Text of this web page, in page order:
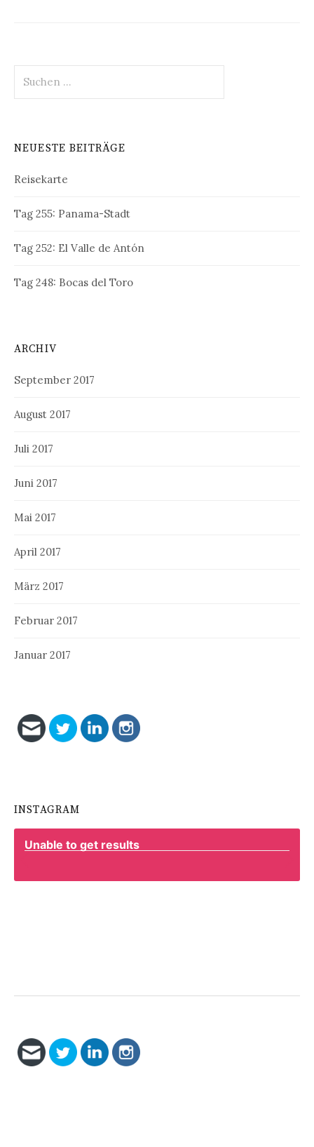
nach:
NEUESTE BEITRÄGE
Reisekarte
Tag 255: Panama-Stadt
Tag 252: El Valle de Antón
Tag 248: Bocas del Toro
ARCHIV
September 2017
August 2017
Juli 2017
Juni 2017
Mai 2017
April 2017
März 2017
Februar 2017
Januar 2017
INSTAGRAM
Unable to get results